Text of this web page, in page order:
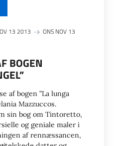
13 2013
ONS NOV 13
BOGEN
af bogen ”La lunga
Mazzuccos.
sin bog om Tintoretto,
og geniale maler i
af rennæssancen,